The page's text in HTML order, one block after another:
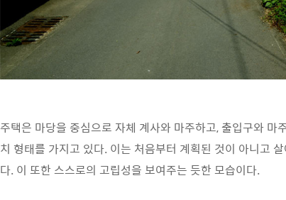
주택은 마당을 중심으로 자체 계사와 마주하고, 출입구와 마
치 형태를 가지고 있다. 이는 처음부터 계획된 것이 아니고
다. 이 또한 스스로의 고립성을 보여주는 듯한 모습이다.